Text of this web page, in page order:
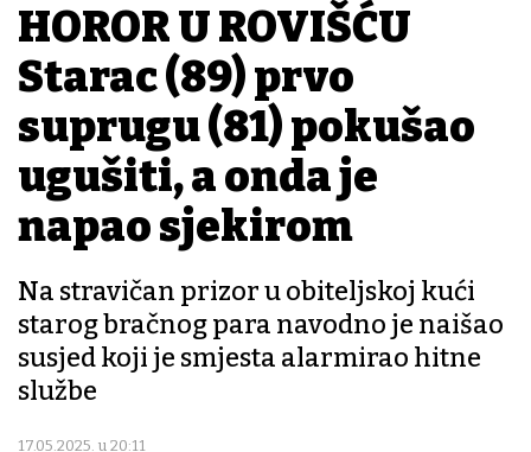
HOROR U ROVIŠĆU
Starac (89) prvo
suprugu (81) pokušao
ugušiti, a onda je
napao sjekirom
Na stravičan prizor u obiteljskoj kući
starog bračnog para navodno je naišao
susjed koji je smjesta alarmirao hitne
službe
17.05.2025. u 20:11